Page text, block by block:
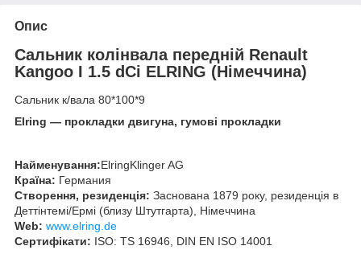
Опис
Сальник колінвала передній Renault
Kangoo I 1.5 dCi ELRING (Німеччина)
Сальник к/вала 80*100*9
Elring — прокладки двигуна, гумові прокладки
Найменування:ElringKlinger AG
Країна: Германия
Створення, резиденція: Заснована 1879 року, резиденція в
Деттінтемі/Ермі (близу Штутгарта), Німеччина
Web: www.elring.de
Сертифікати: ISO: TS 16946, DIN EN ISO 14001